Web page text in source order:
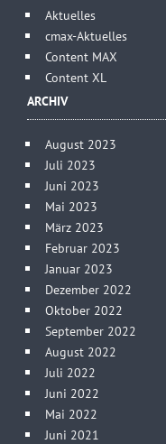
Aktuelles
cmax-Aktuelles
Content MAX
Content XL
ARCHIV
August 2023
Juli 2023
Juni 2023
Mai 2023
März 2023
Februar 2023
Januar 2023
Dezember 2022
Oktober 2022
September 2022
August 2022
Juli 2022
Juni 2022
Mai 2022
Juni 2021